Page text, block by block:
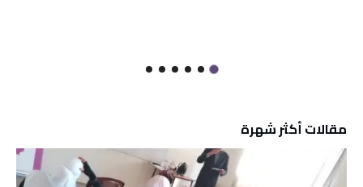
مقالات أكثر شهرة